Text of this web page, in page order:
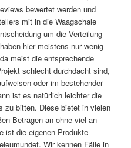
bewertet werden und
mit in die Waagschale
um die Verteilung
hier meistens nur wenig
meist die entsprechende
schlecht durchdacht sind,
oder im bestehender
ist es natürlich leichter die
zu bitten. Diese bietet in vielen
Beträgen an ohne viel an
ist die eigenen Produkte
Wir kennen Fälle in